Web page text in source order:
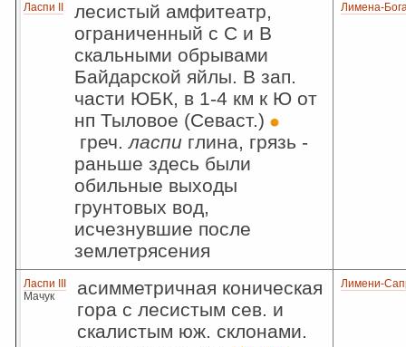
Ласпи II
лесистый амфитеатр,
ограниченный с С и В
скальными обрывами
Байдарской яйлы. В зап.
части ЮБК, в 1-4 км к Ю от
нп Тыловое (Севаст.)
греч.ласпи глина, грязь -
раньше здесь были
обильные выходы
грунтовых вод,
исчезнувшие после
землетрясения
Лимена-
Ласпи III
Мачук
асимметричная коническая
гора с лесистым сев. и
скалистым юж. склонами.
Лимени-